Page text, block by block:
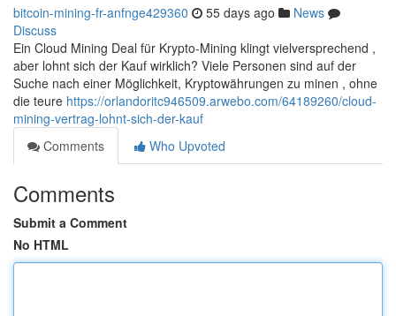
bitcoin-mining-fr-anfnge429360 55 days ago
News
Discuss
Ein Cloud Mining Deal für Krypto-Mining klingt vielversprechend ,
aber lohnt sich der Kauf wirklich? Viele Personen sind auf der
Suche nach einer Möglichkeit, Kryptowährungen zu minen , ohne
die teure https://orlandoritc946509.arwebo.com/64189260/cloud-
mining-vertrag-lohnt-sich-der-kauf
Comments
Who Upvoted
Comments
Submit a Comment
No HTML